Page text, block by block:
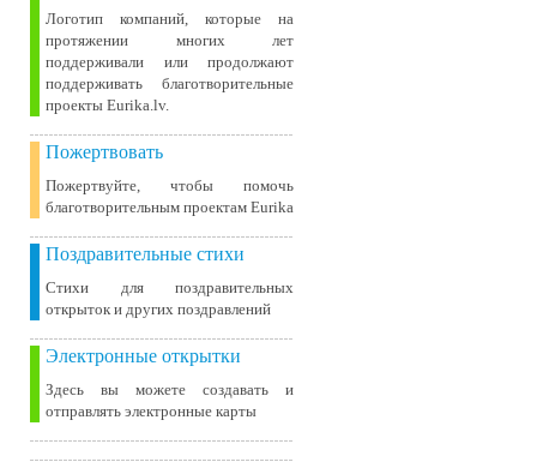
Логотип компаний, которые на
протяжении многих лет
поддерживали или продолжают
поддерживать благотворительные
проекты Eurika.lv.
Пожертвовать
Пожертвуйте, чтобы помочь
благотворительным проектам Eurika
Поздравительные стихи
Стихи для поздравительных
открыток и других поздравлений
Электронные открытки
Здесь вы можете создавать и
отправлять электронные карты